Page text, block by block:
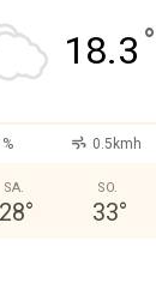
18.3 °
0.5kmh
SA.
28°
SO.
33°